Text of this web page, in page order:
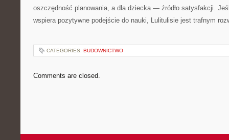
oszczędność planowania, a dla dziecka — źródło satysfakcji.
wspiera pozytywne podejście do nauki, Lulitulisie jest trafnym
CATEGORIES: BUDOWNICTWO
Comments are closed.